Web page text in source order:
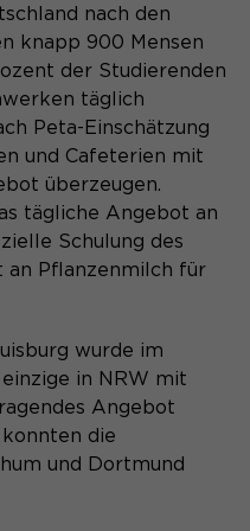
System dieser
Basis-Cookies sind
Ihr Besuch auf der
es der Website, Sie
somit Ihre Sitzung
Es speichert bei
Login für einen
Bereich die Benutzer-
Wert (sog.
entsprechenden
eines Besuchers.
Daten der
automatische
durch GTranslate.
Nutzer gewählte
automatische
Website.
nach den
knapp 900 Mensen
der Studierenden
täglich
Peta-Einschätzung
und Cafeterien mit
überzeugen.
tägliche Angebot an
Schulung des
an Pflanzenmilch für
wurde im
in NRW mit
Angebot
die
und Dortmund